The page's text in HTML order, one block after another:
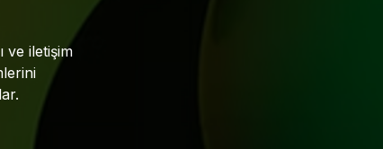
ve iletişim